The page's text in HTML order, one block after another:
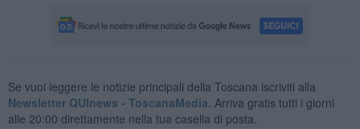
Se vuoi leggere le notizie principali della Toscana iscriviti alla
Newsletter QUInews - ToscanaMedia. Arriva gratis tutti i giorni
alle 20:00 direttamente nella tua casella di posta.